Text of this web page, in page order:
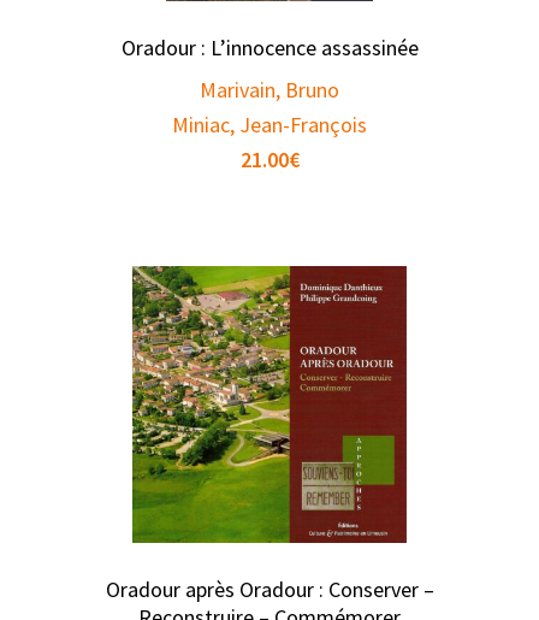
Oradour : L’innocence assassinée
Marivain, Bruno
Miniac, Jean-François
21.00€
Oradour après Oradour : Conserver –